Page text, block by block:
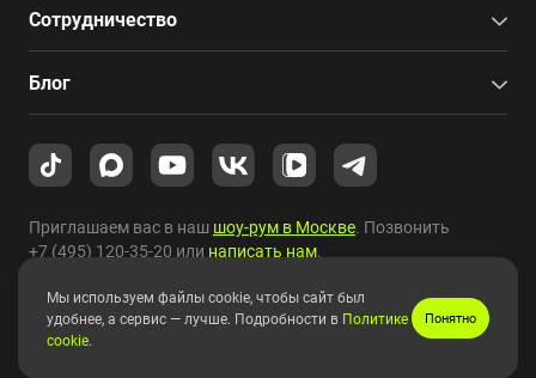
Сотрудничество
Блог
Приглашаем вас в наш шоу-рум в Москве. Позвонить
+7 (495) 120-35-20 или написать нам.
Copyright © 2010-2026 HYPERPC.
Мы используем файлы cookie, чтобы сайт был
удобнее, а сервис — лучше. Подробности в Политике
cookie.
Понятно